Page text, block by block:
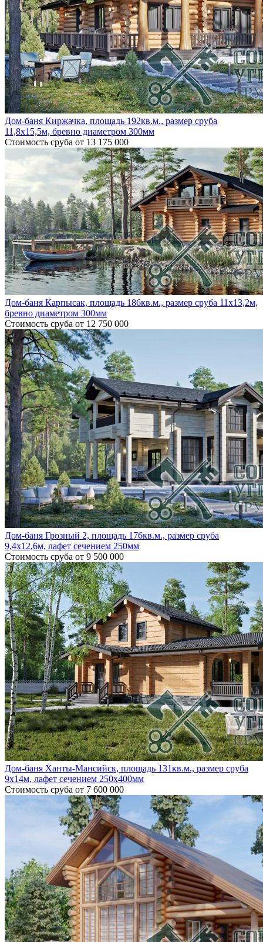
Дом-баня Киржачка, площадь 192кв.м., размер сруба
11,8х15,5м, бревно диаметром 300мм
Стоимость сруба от 13 175 000
Дом-баня Карпысак, площадь 186кв.м., размер сруба 11х13,2м,
бревно диаметром 300мм
Стоимость сруба от 12 750 000
Дом-баня Грозный 2, площадь 176кв.м., размер сруба
9,4х12,6м, лафет сечением 250мм
Стоимость сруба от 9 500 000
Дом-баня Ханты-Мансийск, площадь 131кв.м., размер сруба
9х14м, лафет сечением 250х400мм
Стоимость сруба от 7 600 000